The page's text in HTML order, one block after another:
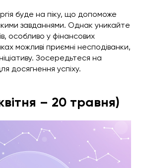
буде на піку, що допоможе
завданнями. Однак уникайте
особливо у фінансових
можливі приємні несподіванки,
Зосередьтеся на
досягнення успіху.
– 20 травня)